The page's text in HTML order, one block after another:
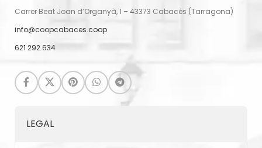
Carrer Beat Joan d’Organyà, 1 – 43373 Cabacés (Tarragona)
info@coopcabaces.coop
621 292 634
LEGAL